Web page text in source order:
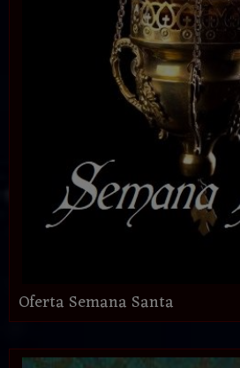
Oferta Semana Santa